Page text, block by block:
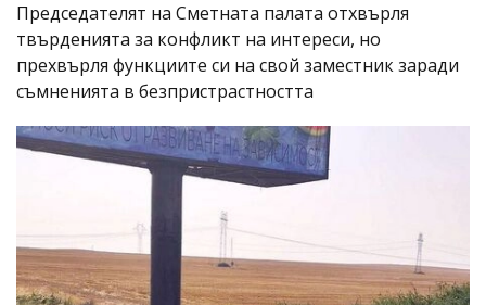
Председателят на Сметната палата отхвърля
твърденията за конфликт на интереси, но
прехвърля функциите си на свой заместник заради
съмненията в безпристрастността